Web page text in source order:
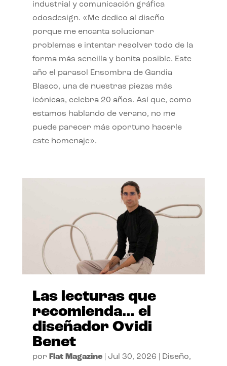
industrial y comunicación gráfica
odosdesign. «Me dedico al diseño
porque me encanta solucionar
problemas e intentar resolver todo de la
forma más sencilla y bonita posible. Este
año el parasol Ensombra de Gandia
Blasco, una de nuestras piezas más
icónicas, celebra 20 años. Así que, como
estamos hablando de verano, no me
puede parecer más oportuno hacerle
este homenaje».
Las lecturas que
recomienda… el
diseñador Ovidi
Benet
por Flat Magazine| Jul 30, 2026 Diseño,